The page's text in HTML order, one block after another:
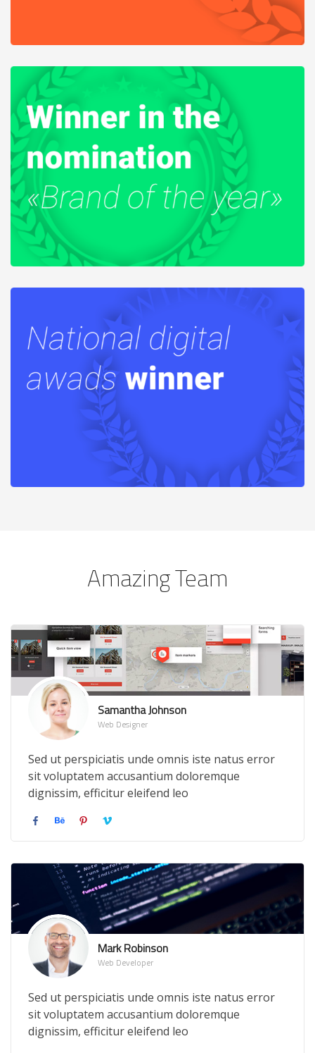
Amazing Team
Samantha Johnson
Web Designer
Sed ut perspiciatis unde omnis iste natus error
sit voluptatem accusantium doloremque
dignissim, efficitur eleifend leo
Mark Robinson
Web Developer
Sed ut perspiciatis unde omnis iste natus error
sit voluptatem accusantium doloremque
dignissim, efficitur eleifend leo